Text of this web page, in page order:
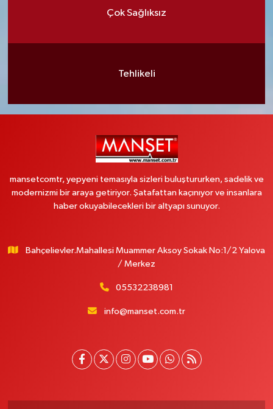
Çok Sağlıksız
Tehlikeli
mansetcomtr, yepyeni temasıyla sizleri buluştururken, sadelik ve
modernizmi bir araya getiriyor. Şatafattan kaçınıyor ve insanlara
haber okuyabilecekleri bir altyapı sunuyor.
Bahçelievler.Mahallesi Muammer Aksoy Sokak No:1/2 Yalova
/ Merkez
05532238981
info@manset.com.tr